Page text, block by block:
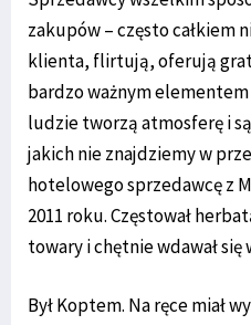
zakupów – często całkiem
klienta, flirtują, oferują
bardzo ważnym
ludzie tworzą atmosferę i
jakich nie znajdziemy w
hotelowego sprzedawcę z
2011 roku. Częstował
towary i chętnie wdawał się
Był Koptem. Na ręce miał